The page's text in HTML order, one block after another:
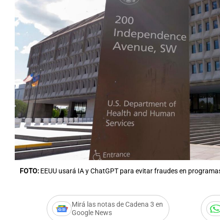
FOTO: EEUU usará IA y ChatGPT para evitar fraudes en
Mirá las notas de Cadena 3 en
Google News